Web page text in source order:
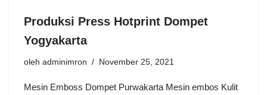
Produksi Press Hotprint Dompet
Yogyakarta
oleh adminimron November 25, 2021
Mesin Emboss Dompet Purwakarta Mesin embos Kulit